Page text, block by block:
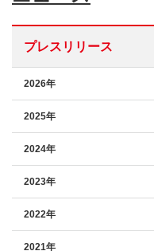
プレスリリース
2026年
2025年
2024年
2023年
2022年
2021年